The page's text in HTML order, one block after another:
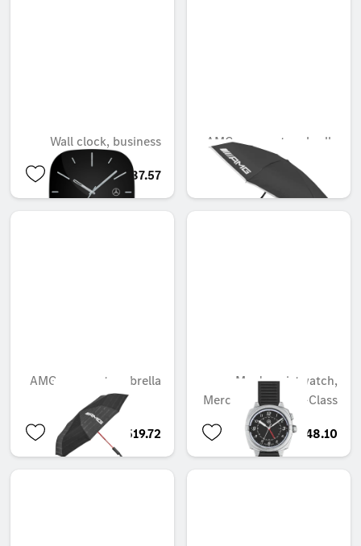
AMG compact umbrella
QAR 371.24
Wall clock, business
QAR 587.57
Men's wristwatch,
Mercedes-Benz, G-Class
QAR 2,148.10
AMG compact umbrella
QAR 519.72